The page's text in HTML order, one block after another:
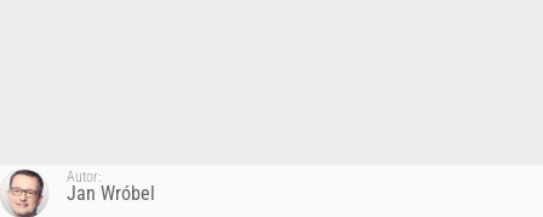
Autor:
Jan Wróbel